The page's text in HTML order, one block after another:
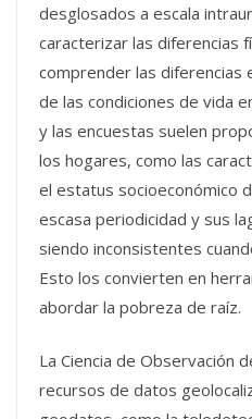
desglosados a escala
caracterizar las diferencias
comprender las diferencias
de las condiciones de vida
y las encuestas suelen
los hogares, como las
el estatus socioeconómico
escasa periodicidad y sus
siendo inconsistentes
Esto los convierten en
abordar la pobreza de raíz.
La Ciencia de Observación
recursos de datos